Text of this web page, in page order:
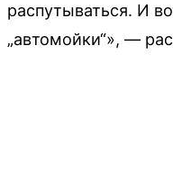
распутываться. И
„автомойки“», —